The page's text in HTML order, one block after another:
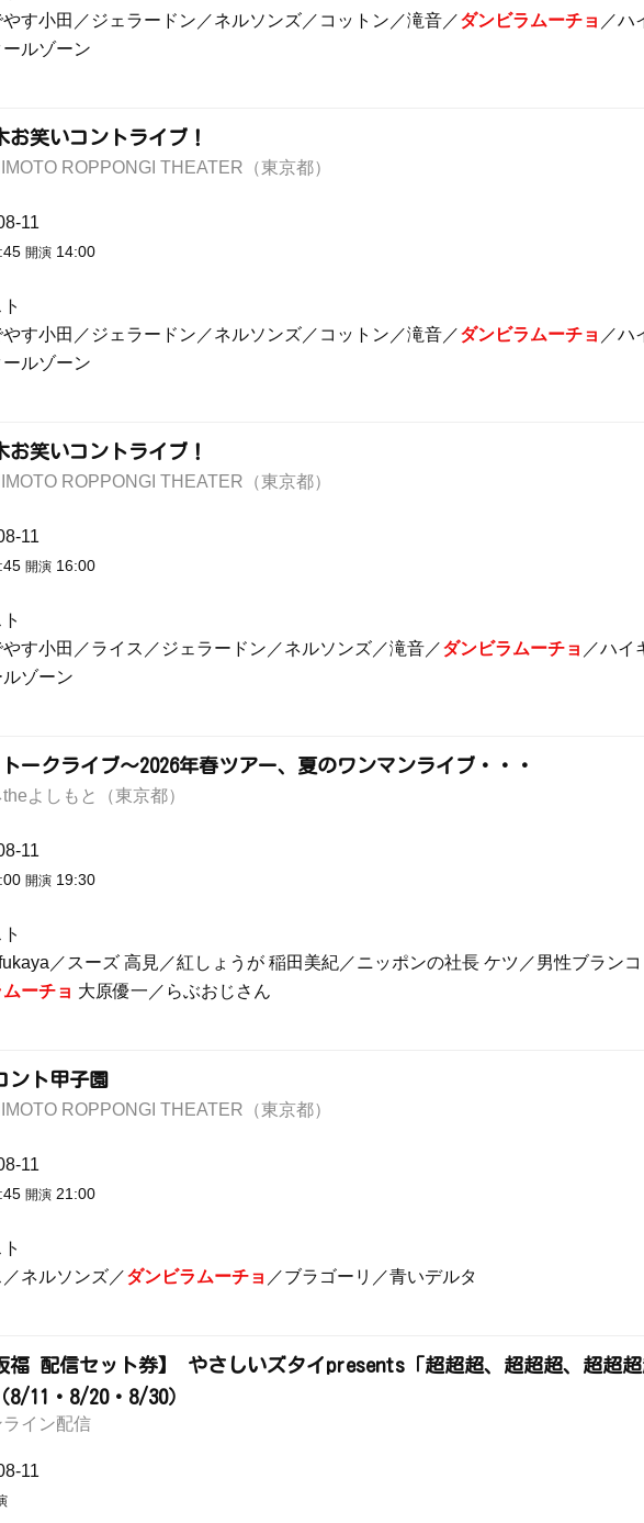
やす小田／ジェラードン／ネルソンズ／コットン／滝音／ダンビラムーチョ ／ハ
ールゾーン
お笑いコントライブ！
ROPPONGI THEATER（東京都）
11
開演 14:00
やす小田／ジェラードン／ネルソンズ／コットン／滝音／ダンビラムーチョ ／ハ
ールゾーン
お笑いコントライブ！
ROPPONGI THEATER（東京都）
11
開演 16:00
やす小田／ライス／ジェラードン／ネルソンズ／滝音／ダンビラムーチョ ／ハイ
ルゾーン
ークライブ～2026年春ツアー、夏のワンマンライブ・・・
よしもと（東京都）
11
開演 19:30
／スーズ 高見／紅しょうが 稲田美紀／ニッポンの社長 ケツ／男性ブラン
ーチョ 大原優一／らぶおじさん
ント甲子園
ROPPONGI THEATER（東京都）
11
開演 21:00
ネルソンズ／ダンビラムーチョ ／ブラゴーリ／青いデルタ
福 配信セット券】 やさしいズタイpresents「超超超、超超超、超超
8/11・8/20・8/30）
ライン配信
11